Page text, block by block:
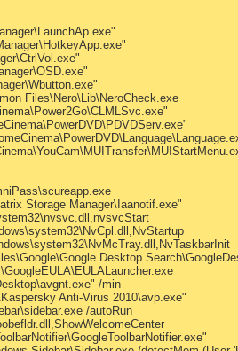
Files\Nero\Lib\NeroCheck.exe
Storage Manager\Iaanotif.exe"
Desktop
/min
Anti-Virus 2010\avp.exe"
/autoRun